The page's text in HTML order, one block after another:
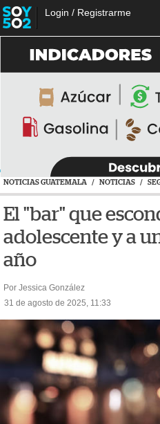
Login / Registrarme
NOTICIAS GUATEMALA / NOTICIAS /
El "bar" que
adolescente y a
año
Por Jessica González
31 de agosto de 2025, 11:33